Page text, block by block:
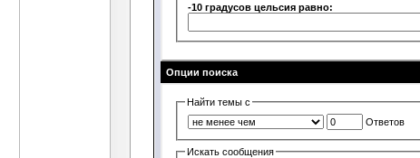
-10 градусов цельсия равно:
Опции поиска
Найти темы с
Ответов
Искать сообщения